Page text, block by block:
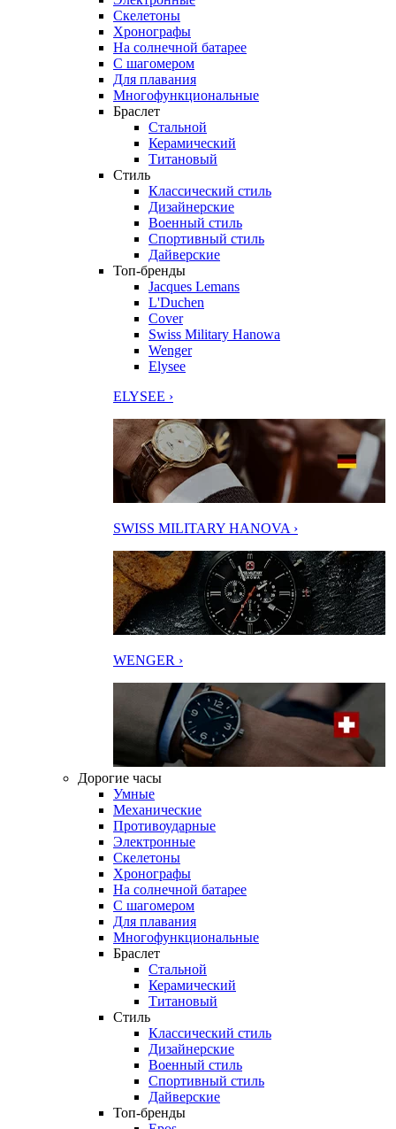
Скелетоны
Хронографы
На солнечной батарее
С шагомером
Для плавания
Многофункциональные
Браслет
Стальной
Керамический
Титановый
Стиль
Классический стиль
Дизайнерские
Военный стиль
Спортивный стиль
Дайверские
Топ-бренды
Jacques Lemans
L'Duchen
Cover
Swiss Military Hanowa
Wenger
Elysee
ELYSEE ›
SWISS MILITARY HANOVA ›
WENGER ›
Дорогие часы
Умные
Механические
Противоударные
Электронные
Скелетоны
Хронографы
На солнечной батарее
С шагомером
Для плавания
Многофункциональные
Браслет
Стальной
Керамический
Титановый
Стиль
Классический стиль
Дизайнерские
Военный стиль
Спортивный стиль
Дайверские
Топ-бренды